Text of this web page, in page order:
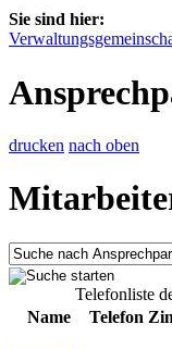
Sie sind hier:
drucken nach oben
Telefonliste
Name
Telefon